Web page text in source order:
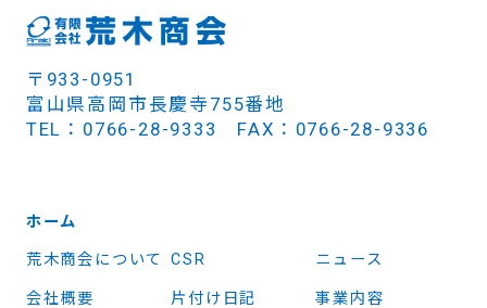
〒933-0951
富山県高岡市長慶寺755番地
TEL：0766-28-9333 FAX：0766-28-9336
ホーム
荒木商会について CSR ニュース
会社概要 片付け日記 事業内容